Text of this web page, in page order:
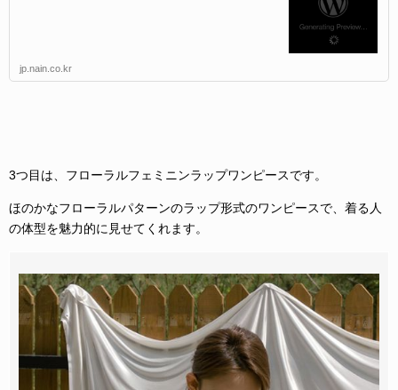
jp.nain.co.kr
3つ目は、フローラルフェミニンラップワンピースです。
ほのかなフローラルパターンのラップ形式のワンピースで、着る人
の体型を魅力的に見せてくれます。